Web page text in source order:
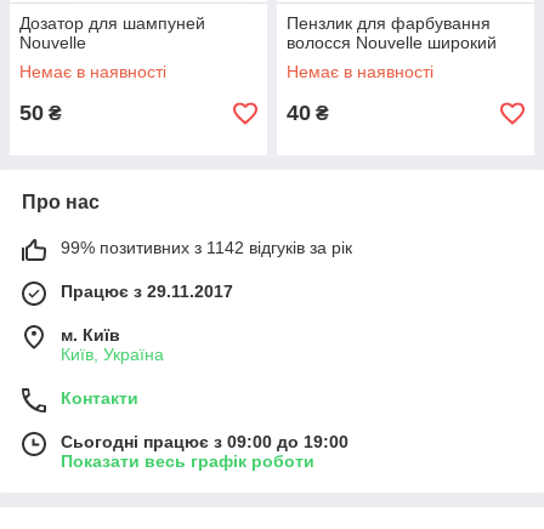
Дозатор для шампуней
Nouvelle
Немає в наявності
50 ₴
Пензлик для фарбування
волосся Nouvelle широкий
Немає в наявності
40 ₴
Про нас
99% позитивних з 1142 відгуків за рік
Працює з 29.11.2017
м. Київ
Київ, Україна
Контакти
Сьогодні працює з 09:00 до 19:00
Показати весь графік роботи